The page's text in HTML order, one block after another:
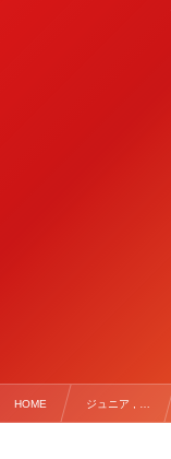
HOME ジュニア , …